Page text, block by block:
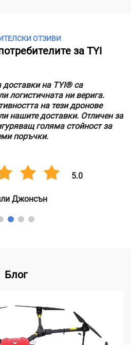
ОТЗИВИ
за TYI
доставки на TYI® са
логистичната ни верига.
на тези дронове
нашите доставки. Отличен за
голяма стойност за
поръчки.
5.0
Джонсън
Блог